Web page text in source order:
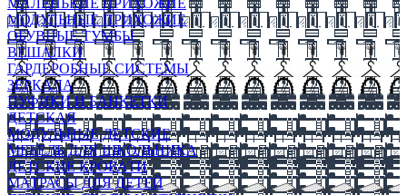
МАЛЕНЬКИЕ ПРИХОЖИЕ
МОДУЛЬНЫЕ ПРИХОЖИЕ
ОБУВНЫЕ ТУМБЫ
ВЕШАЛКИ
ГАРДЕРОБНЫЕ СИСТЕМЫ
ЗЕРКАЛА
ПУФИКИ И БАНКЕТКИ
ДЕТСКАЯ
МОДУЛЬНЫЕ ДЕТСКИЕ
МЕБЕЛЬ ДЛЯ ШКОЛЬНИКА
ДЕТСКИЕ КРОВАТИ
МАТРАСЫ ДЛЯ ДЕТЕЙ